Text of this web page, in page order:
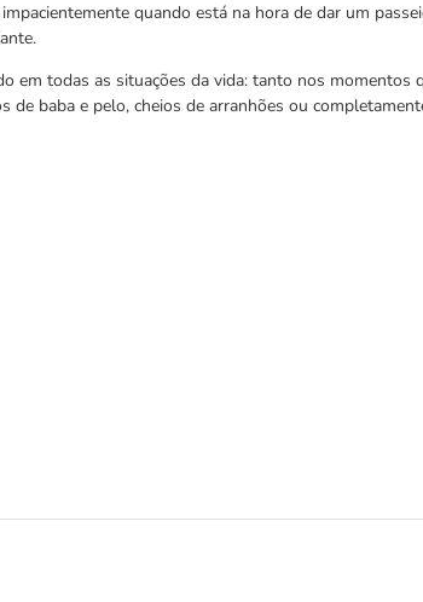
quando está na hora de dar um
em todas as situações da vida: tanto nos momentos
de baba e pelo, cheios de arranhões ou